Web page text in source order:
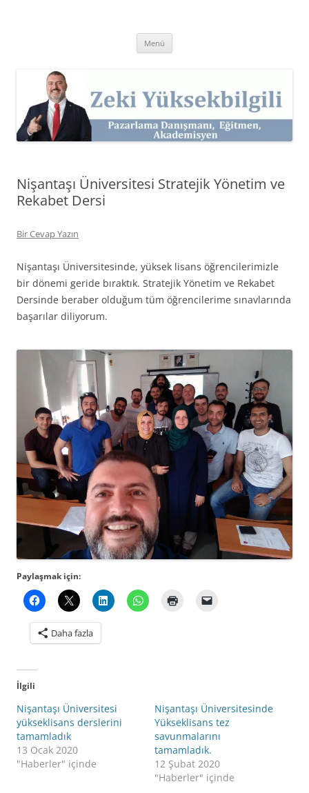
Kişisel Web Sitesi.
Menü
Nişantaşı Üniversitesi Stratejik Yönetim ve
Rekabet Dersi
Bir Cevap Yazın
Nişantaşı Üniversitesinde, yüksek lisans öğrencilerimizle
bir dönemi geride bıraktık. Stratejik Yönetim ve Rekabet
Dersinde beraber olduğum tüm öğrencilerime sınavlarında
başarılar diliyorum.
Paylaşmak için:
Daha fazla
İlgili
Nişantaşı Üniversitesi
yükseklisans derslerini
tamamladık
13 Ocak 2020
"Haberler" içinde
Nişantaşı Üniversitesinde
Yükseklisans tez
savunmalarını
tamamladık.
12 Şubat 2020
"Haberler" içinde